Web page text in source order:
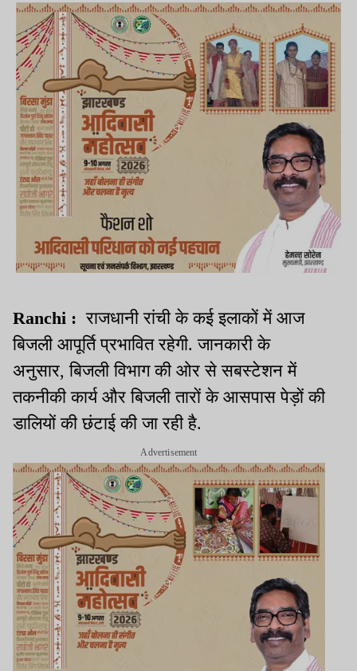
Ranchi : राजधानी रांची के कई इलाकों में आज
बिजली आपूर्ति प्रभावित रहेगी. जानकारी के
अनुसार, बिजली विभाग की ओर से सबस्टेशन में
तकनीकी कार्य और बिजली तारों के आसपास पेड़ों की
डालियों की छंटाई की जा रही है.
Advertisement